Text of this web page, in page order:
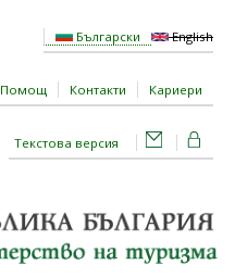
Български English
Помощ Контакти Кариери
Текстова версия